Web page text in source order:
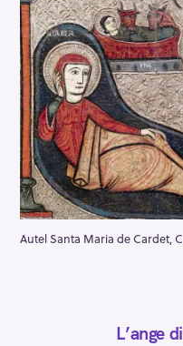
Autel Santa Maria de Cardet,
L’ange